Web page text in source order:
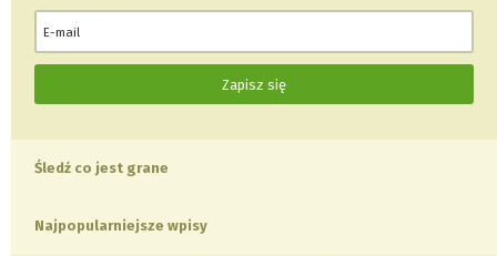
Śledź co jest grane
Najpopularniejsze wpisy